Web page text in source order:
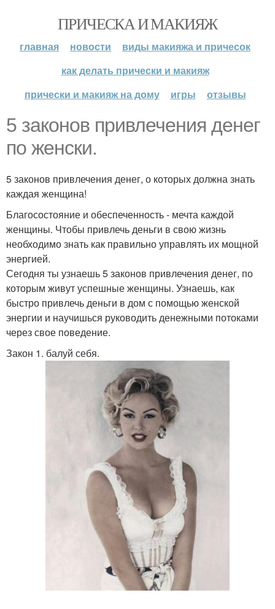
ПРИЧЕСКА И МАКИЯЖ
главная новости
виды макияжа и причесок
как делать прически и макияж
прически и макияж на дому
игры отзывы
5 законов привлечения денег
по женски.
5 законов привлечения денег, о которых должна знать
каждая женщина!
Благосостояние и обеспеченность - мечта каждой
женщины. Чтобы привлечь деньги в свою жизнь
необходимо знать как правильно управлять их мощной
энергией.
Сегодня ты узнаешь 5 законов привлечения денег, по
которым живут успешные женщины. Узнаешь, как
быстро привлечь деньги в дом с помощью женской
энергии и научишься руководить денежными потоками
через свое поведение.
Закон 1. балуй себя.